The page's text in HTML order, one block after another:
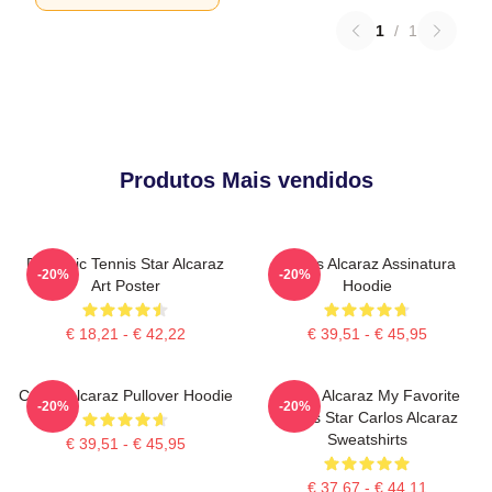
1 / 1
Produtos Mais vendidos
Dynamic Tennis Star Alcaraz
Art Poster
€ 18,21 - € 42,22
-20%
Carlos Alcaraz Assinatura
Hoodie
€ 39,51 - € 45,95
-20%
Carlos Alcaraz Pullover Hoodie
€ 39,51 - € 45,95
-20%
Carlos Alcaraz My Favorite
Tennis Star Carlos Alcaraz
Sweatshirts
€ 37,67 - € 44,11
-20%